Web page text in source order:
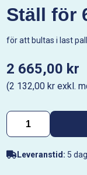
Ställ för
för att bultas i last
2 665,00 kr
(2 132,00 kr exkl.
Leveranstid: 5